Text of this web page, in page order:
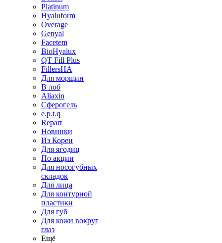
Platinum
Hyaluform
Overage
Genyal
Facetem
BioHyalux
QT Fill Plus
FillersHA
Для морщин
В лоб
Aliaxin
Сферогель
e.p.t.q
Repart
Новинки
Из Кореи
Для ягодиц
По акции
Для носогубных
складок
Для лица
Для контурной
пластики
Для губ
Для кожи вокруг
глаз
Ещё